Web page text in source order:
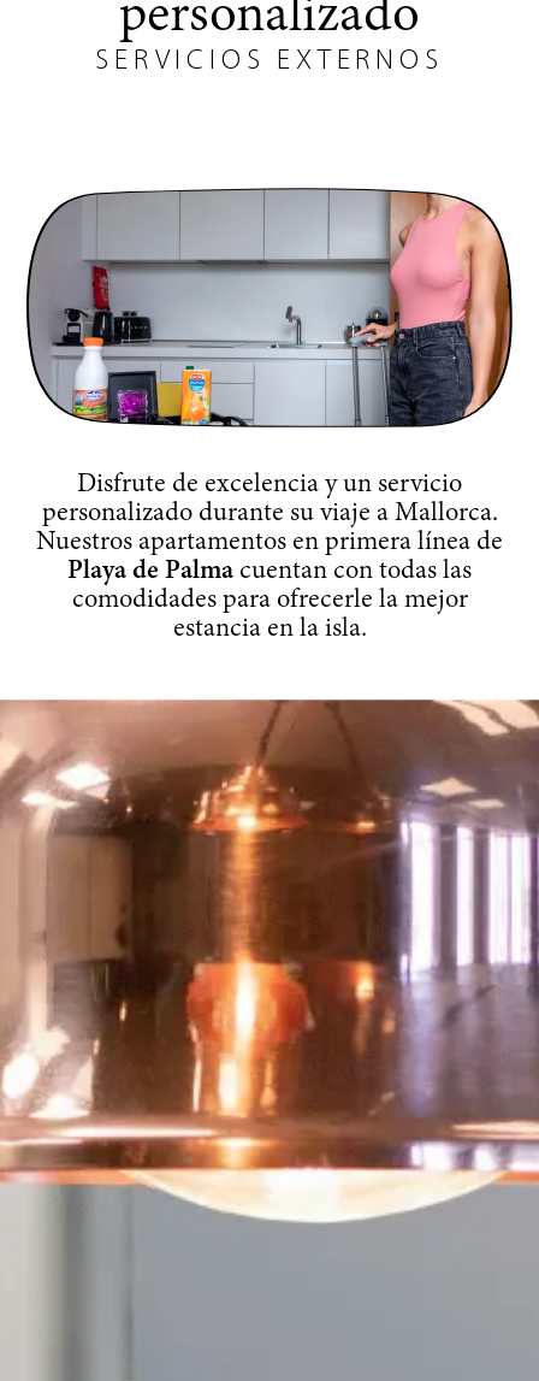
personalizado
SERVICIOS EXTERNOS
Disfrute de excelencia y un servicio
personalizado durante su viaje a Mallorca.
Nuestros apartamentos en primera línea de
Playa de Palma cuentan con todas las
comodidades para ofrecerle la mejor
estancia en la isla.